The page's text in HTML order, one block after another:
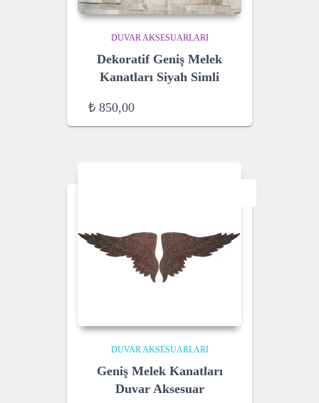
DUVAR AKSESUARLARI
Dekoratif Geniş Melek
Kanatları Siyah Simli
₺ 850,00
DUVAR AKSESUARLARI
Geniş Melek Kanatları
Duvar Aksesuar